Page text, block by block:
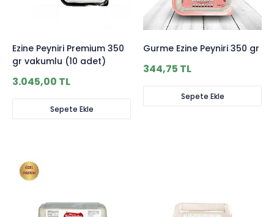
Ezine Peyniri Premium 350
gr vakumlu (10 adet)
3.045,00 TL
Sepete Ekle
Gurme Ezine Peyniri 350 gr
344,75 TL
Sepete Ekle